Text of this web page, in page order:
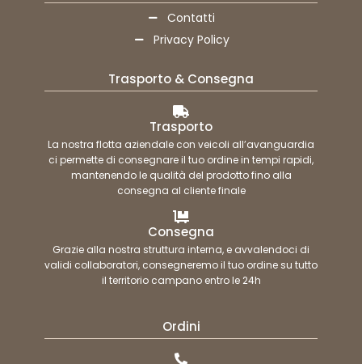
Contatti
Privacy Policy
Trasporto & Consegna
Trasporto
La nostra flotta aziendale con veicoli all’avanguardia
ci permette di consegnare il tuo ordine in tempi rapidi,
mantenendo le qualità del prodotto fino alla
consegna al cliente finale
Consegna
Grazie alla nostra struttura interna, e avvalendoci di
validi collaboratori, consegneremo il tuo ordine su tutto
il territorio campano entro le 24h
Ordini